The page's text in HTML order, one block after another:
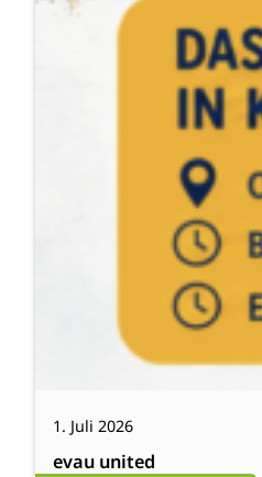
1. Juli 2026
evau united